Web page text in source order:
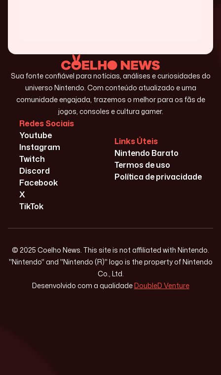
Sua fonte confiável para notícias, análises e curiosidades do
universo Nintendo. Com conteúdo atualizado e uma
comunidade engajada, trazemos o melhor para os fãs de
jogos, consoles e cultura gamer.
Redes Sociais
Youtube
Instagram
Twitch
Discord
Facebook
X
TikTok
Links Úteis
Nintendo Barato
Termos de uso
Política de privacidade
© 2025 Coelho News. This site is not affiliated with Nintendo.
"Nintendo" and "Nintendo (R)" logo is the property of Nintendo
Co., Ltd.
Desenvolvido com a qualidadeDoubleD Venture